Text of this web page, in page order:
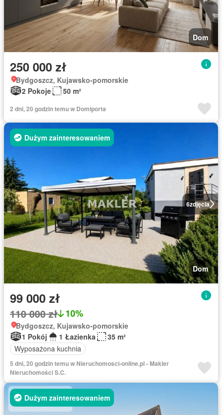
Dom
250 000 zł
Bydgoszcz, Kujawsko-pomorskie
2 Pokoje
50 m²
2 dni, 20 godzin temu w Domiporta
6zdjęcia
Dużym zainteresowaniem
Dom
99 000 zł
110 000 zł 10%
Bydgoszcz, Kujawsko-pomorskie
1 Pokój
1 Łazienka
35 m²
Wyposażona kuchnia
5 dni, 20 godzin temu w Nieruchomosci-online.pl - Makler
Nieruchomości S.C.
Dużym zainteresowaniem